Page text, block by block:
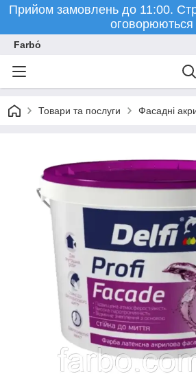
Прийом замовлень до 11:00.
оговорюються
Farbо́
Товари та послуги Фасадні